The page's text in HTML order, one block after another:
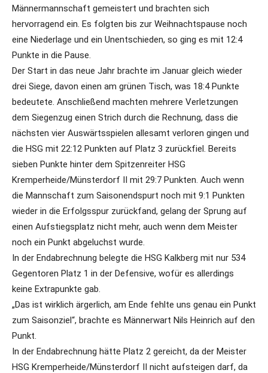
Männermannschaft gemeistert und brachten sich
hervorragend ein. Es folgten bis zur Weihnachtspause noch
eine Niederlage und ein Unentschieden, so ging es mit 12:4
Punkte in die Pause.
Der Start in das neue Jahr brachte im Januar gleich wieder
drei Siege, davon einen am grünen Tisch, was 18:4 Punkte
bedeutete. Anschließend machten mehrere Verletzungen
dem Siegenzug einen Strich durch die Rechnung, dass die
nächsten vier Auswärtsspielen allesamt verloren gingen und
die HSG mit 22:12 Punkten auf Platz 3 zurückfiel. Bereits
sieben Punkte hinter dem Spitzenreiter HSG
Kremperheide/Münsterdorf II mit 29:7 Punkten. Auch wenn
die Mannschaft zum Saisonendspurt noch mit 9:1 Punkten
wieder in die Erfolgsspur zurückfand, gelang der Sprung auf
einen Aufstiegsplatz nicht mehr, auch wenn dem Meister
noch ein Punkt abgeluchst wurde.
In der Endabrechnung belegte die HSG Kalkberg mit nur 534
Gegentoren Platz 1 in der Defensive, wofür es allerdings
keine Extrapunkte gab.
„Das ist wirklich ärgerlich, am Ende fehlte uns genau ein Punkt
zum Saisonziel“, brachte es Männerwart Nils Heinrich auf den
Punkt.
In der Endabrechnung hätte Platz 2 gereicht, da der Meister
HSG Kremperheide/Münsterdorf II nicht aufsteigen darf, da